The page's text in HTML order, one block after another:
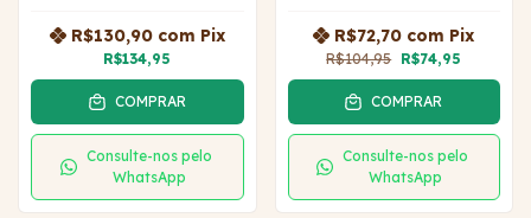
R$134,95
R$130,90 com Pix
COMPRAR
Consulte-nos pelo
WhatsApp
R$104,95 R$74,95
R$72,70 com Pix
COMPRAR
Consulte-nos pelo
WhatsApp